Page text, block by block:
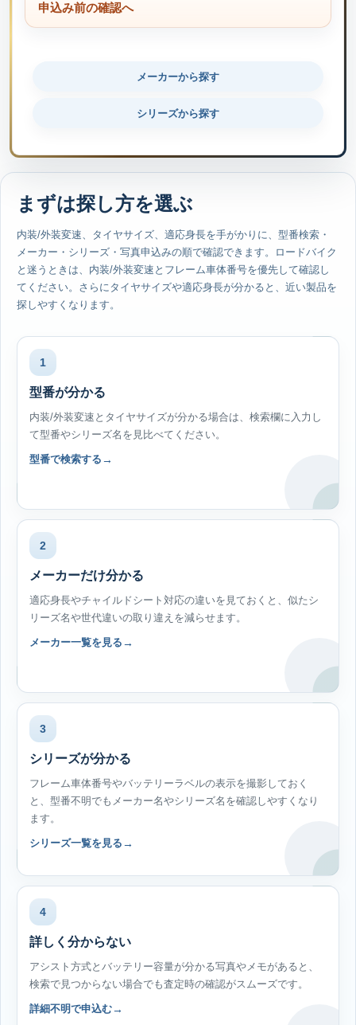
メーカーから探す
シリーズから探す
申込み前の確認へ
まずは探し方を選ぶ
内装/外装変速、タイヤサイズ、適応身長を手がかりに、型番検索・
メーカー・シリーズ・写真申込みの順で確認できます。ロードバイク
と迷うときは、内装/外装変速とフレーム車体番号を優先して確認し
てください。さらにタイヤサイズや適応身長が分かると、近い製品を
探しやすくなります。
1
型番が分かる
内装/外装変速とタイヤサイズが分かる場合は、検索欄に入力し
て型番やシリーズ名を見比べてください。
型番で検索する
2
メーカーだけ分かる
適応身長やチャイルドシート対応の違いを見ておくと、似たシ
リーズ名や世代違いの取り違えを減らせます。
メーカー一覧を見る
3
シリーズが分かる
フレーム車体番号やバッテリーラベルの表示を撮影しておく
と、型番不明でもメーカー名やシリーズ名を確認しやすくなり
ます。
シリーズ一覧を見る
4
詳しく分からない
アシスト方式とバッテリー容量が分かる写真やメモがあると、
検索で見つからない場合でも査定時の確認がスムーズです。
詳細不明で申込む